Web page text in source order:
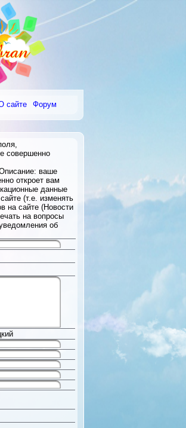
сайте Форум
совершенно
ваше
откроет вам
данные
(т.е. изменять
на сайте (Новости
на вопросы
об